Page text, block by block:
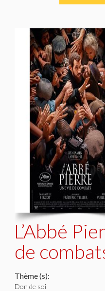
L’Abbé
de
Thème (s):
Don de soi